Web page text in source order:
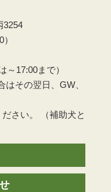
3254
～17:00まで）
その翌日、GW、
さい。 （補助犬と